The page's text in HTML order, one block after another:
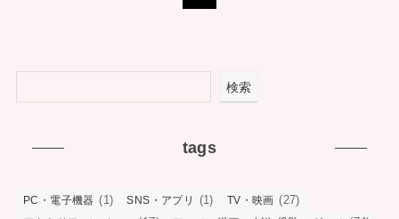
検索
tags
PC・電子機器 (1) SNS・アプリ (1) TV・映画 (27)